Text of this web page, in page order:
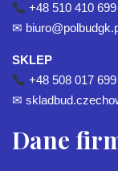
+48 510 410 699
✉
SKLEP
+48 508 017 699
✉
Dane